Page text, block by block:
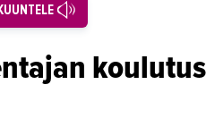
koulutus